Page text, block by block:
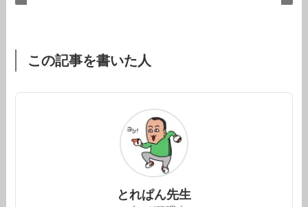
この記事を書いた人
とれぱん先生